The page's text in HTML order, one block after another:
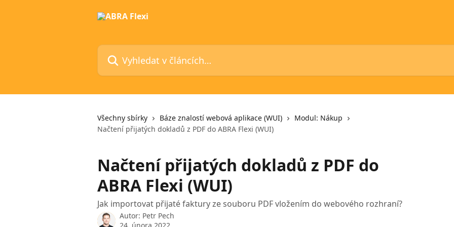
Vyhledat v článcích…
Všechny sbírky Báze znalostí webová aplikace (WUI)
Modul: Nákup
Načtení přijatých dokladů z PDF do ABRA Flexi (WUI)
Načtení přijatých dokladů z PDF do
ABRA Flexi (WUI)
Jak importovat přijaté faktury ze souboru PDF vložením do webového rozhraní?
Autor: Petr Pech